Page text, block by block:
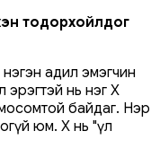
тодорхойлдог
адил эмэгчин
нь нэг X
байдаг. Нэр
юм. X нь "үл